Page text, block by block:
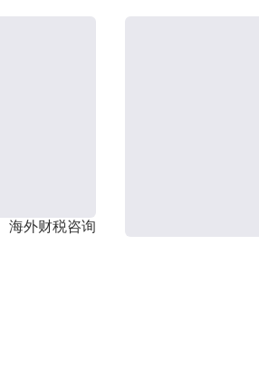
海外财税咨询